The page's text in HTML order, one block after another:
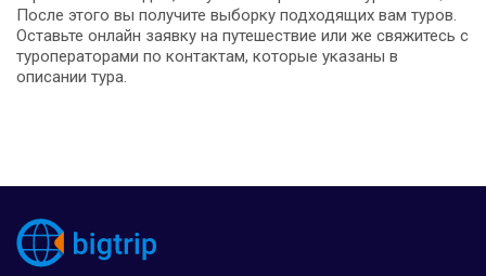
После этого вы получите выборку подходящих вам туров.
Оставьте онлайн заявку на путешествие или же свяжитесь с
туроператорами по контактам, которые указаны в
описании тура.